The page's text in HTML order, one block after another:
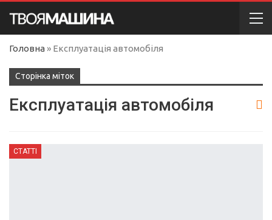
Головна » Експлуатація автомобіля
Сторінка міток
Експлуатація автомобіля
СТАТТІ